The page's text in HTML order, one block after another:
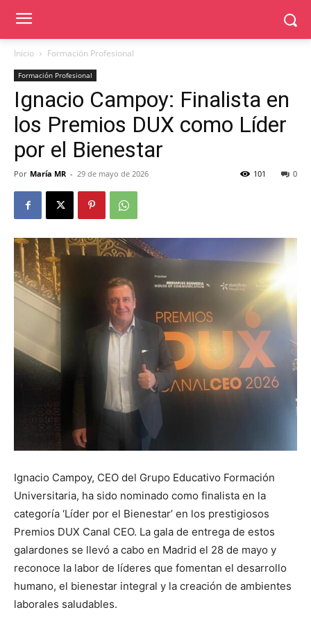
Inicio Formación Profesional
Formación Profesional
Ignacio Campoy: Finalista en
los Premios DUX como Líder
por el Bienestar
Por María MR - 29 de mayo de 2026 0
101
Ignacio Campoy, CEO del Grupo Educativo Formación
Universitaria, ha sido nominado como finalista en la
categoría ‘Líder por el Bienestar’ en los prestigiosos
Premios DUX Canal CEO. La gala de entrega de estos
galardones se llevó a cabo en Madrid el 28 de mayo y
reconoce la labor de líderes que fomentan el desarrollo
humano, el bienestar integral y la creación de ambientes
laborales saludables.